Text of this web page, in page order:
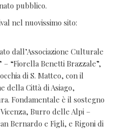
pubblico.
nel nuovissimo sito:
dall’Associazione Culturale
– “Fiorella Benetti Brazzale”,
di S. Matteo, con il
della Città di Asiago,
Fondamentale è il sostegno
Burro delle Alpi –
Bernardo e Figli, e Rigoni di